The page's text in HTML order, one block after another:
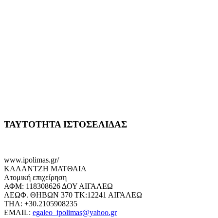
ΤΑΥΤΟΤΗΤΑ ΙΣΤΟΣΕΛΙΔΑΣ
www.ipolimas.gr/
ΚΑΛΑΝΤΖΗ ΜΑΤΘΑΙΑ
Ατομική επιχείρηση
ΑΦΜ: 118308626 ΔΟΥ ΑΙΓΑΛΕΩ
ΛΕΩΦ. ΘΗΒΩΝ 370 ΤΚ:12241 ΑΙΓΑΛΕΩ
ΤΗΛ: +30.2105908235
EMAIL: egaleo_ipolimas@yahoo.gr